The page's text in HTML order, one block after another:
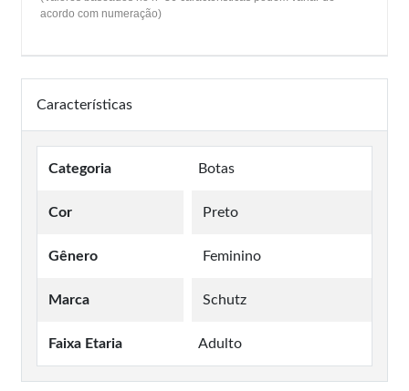
acordo com numeração)
Características
Categoria Botas
Cor Preto
Gênero Feminino
Marca Schutz
Faixa Etaria Adulto